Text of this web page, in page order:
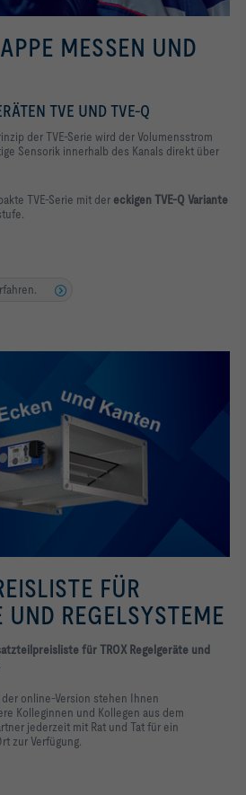
MESSEN UND
TVE UND TVE-Q
der TVE-Serie wird der Volumensstrom
Sensorik innerhalb des Kanals direkt über
TVE-Serie mit der eckigen TVE-Q Variante
FÜR
UND REGELSYSTEME
für TROX Regelgeräte und
online-Version stehen Ihnen
Kolleginnen und Kollegen aus dem
jederzeit mit Rat und Tat für ein
zur Verfügung.